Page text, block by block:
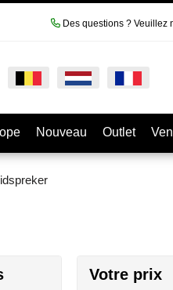
Des questions ? Veuillez
Nouveau Outlet
Votre prix